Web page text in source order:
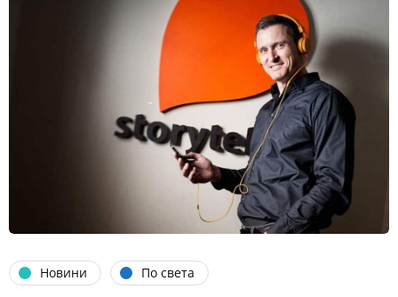
Новини По света